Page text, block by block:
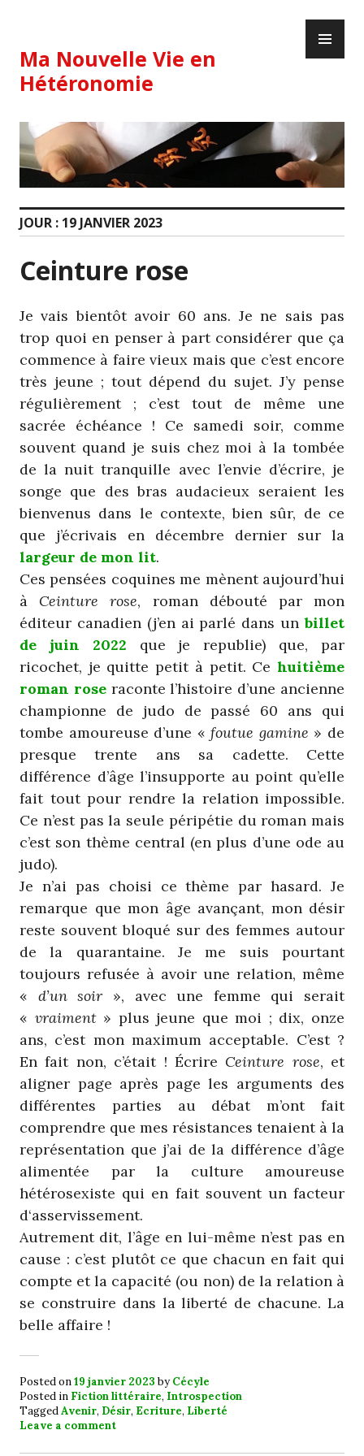
content
Ma Nouvelle Vie en
Hétéronomie
JOUR : 19 JANVIER 2023
Ceinture rose
Je vais bientôt avoir 60 ans. Je ne sais pas
trop quoi en penser à part considérer que ça
commence à faire vieux mais que c’est encore
très jeune ; tout dépend du sujet. J’y pense
régulièrement ; c’est tout de même une
sacrée échéance ! Ce samedi soir, comme
souvent quand je suis chez moi à la tombée
de la nuit tranquille avec l’envie d’écrire, je
songe que des bras audacieux seraient les
bienvenus dans le contexte, bien sûr, de ce
que j’écrivais en décembre dernier sur la
largeur de mon lit.
Ces pensées coquines me mènent aujourd’hui
à Ceinture rose, roman débouté par mon
éditeur canadien (j’en ai parlé dans unbillet
de juin 2022 que je republie) que, par
ricochet, je quitte petit à petit. Ce huitième
roman roseraconte l’histoire d’une ancienne
championne de judo de passé 60 ans qui
tombe amoureuse d’une «foutue gamine » de
presque trente ans sa cadette. Cette
différence d’âge l’insupporte au point qu’elle
fait tout pour rendre la relation impossible.
Ce n’est pas la seule péripétie du roman mais
c’est son thème central (en plus d’une ode au
judo).
Je n’ai pas choisi ce thème par hasard. Je
remarque que mon âge avançant, mon désir
reste souvent bloqué sur des femmes autour
de la quarantaine. Je me suis pourtant
toujours refusée à avoir une relation, même
« d’un soir », avec une femme qui serait
« vraiment» plus jeune que moi ; dix, onze
ans, c’est mon maximum acceptable. C’est ?
En fait non, c’était ! Écrire Ceinture rose, et
aligner page après page les arguments des
différentes parties au débat m’ont fait
comprendre que mes résistances tenaient à la
représentation que j’ai de la différence d’âge
alimentée par la culture amoureuse
hétérosexiste qui en fait souvent un facteur
d‘asservissement.
Autrement dit, l’âge en lui-même n’est pas en
cause : c’est plutôt ce que chacun en fait qui
compte et la capacité (ou non) de la relation à
se construire dans la liberté de chacune. La
belle affaire !
Posted on19 janvier 2023 byCécyle
Posted in Fiction littéraire, Introspection
TaggedAvenir, Désir, Ecriture, Liberté
Leave a comment